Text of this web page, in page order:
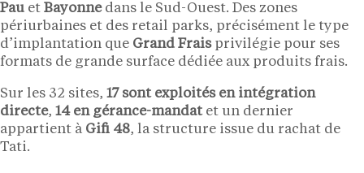
Pau et Bayonnedans le Sud-Ouest. Des zones
périurbaines et des retail parks, précisément le type
d’implantation que Grand Fraisprivilégie pour ses
formats de grande surface dédiée aux produits frais.
Sur les 32 sites, 17 sont exploités en intégration
directe, 14 en gérance-mandatet un dernier
appartient à Gifi 48, la structure issue du rachat de
Tati.